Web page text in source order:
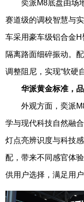
奕派M8底盘由场
赛道级的调校智慧与
车采用豪车级铝合金
隔离路面细碎振动。
调整阻尼，实现“软硬
华派黄金标准，
外观方面，奕派
学与现代科技自然融
灯点亮辨识度与科技
配，带来不同感官体
供用户选择，满足用